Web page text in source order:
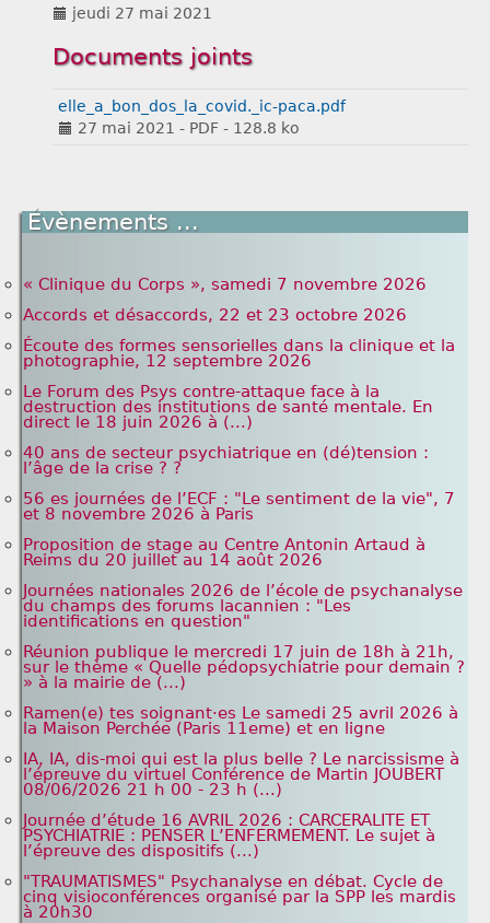
jeudi 27 mai 2021
Documents joints
elle_a_bon_dos_la_covid._ic-paca.pdf
27 mai 2021 - PDF - 128.8 ko
Évènements ...
« Clinique du Corps », samedi 7 novembre 2026
Accords et désaccords, 22 et 23 octobre 2026
Écoute des formes sensorielles dans la clinique et la
photographie, 12 septembre 2026
Le Forum des Psys contre-attaque face à la
destruction des institutions de santé mentale. En
direct le 18 juin 2026 à (...)
40 ans de secteur psychiatrique en (dé)tension :
l’âge de la crise ? ?
56 es journées de l’ECF : "Le sentiment de la vie", 7
et 8 novembre 2026 à Paris
Proposition de stage au Centre Antonin Artaud à
Reims du 20 juillet au 14 août 2026
Journées nationales 2026 de l’école de psychanalyse
du champs des forums lacannien : "Les
identifications en question"
Réunion publique le mercredi 17 juin de 18h à 21h,
sur le thème « Quelle pédopsychiatrie pour demain ?
» à la mairie de (...)
Ramen(e) tes soignant·es Le samedi 25 avril 2026 à
la Maison Perchée (Paris 11eme) et en ligne
IA, IA, dis-moi qui est la plus belle ? Le narcissisme à
l’épreuve du virtuel Conférence de Martin JOUBERT
08/06/2026 21 h 00 - 23 h (...)
Journée d’étude 16 AVRIL 2026 : CARCERALITE ET
PSYCHIATRIE : PENSER L’ENFERMEMENT. Le sujet à
l’épreuve des dispositifs (...)
"TRAUMATISMES" Psychanalyse en débat. Cycle de
cinq visioconférences organisé par la SPP les mardis
à 20h30